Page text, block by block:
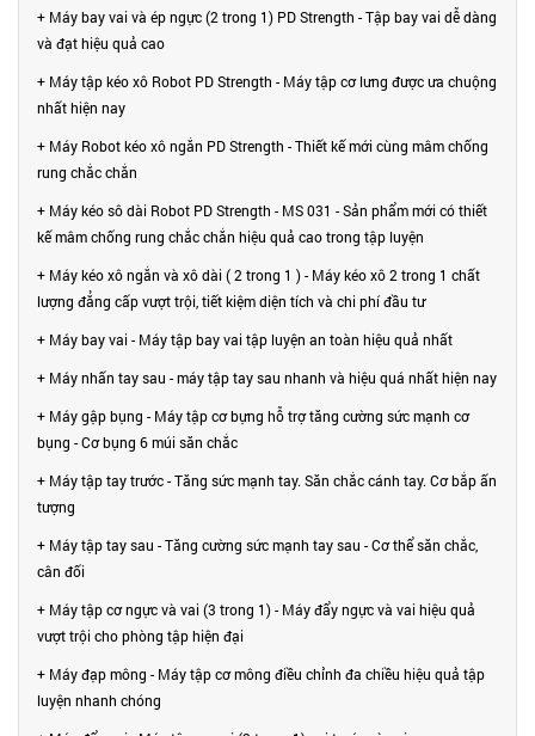
+ Máy bay vai và ép ngực (2 trong 1) PD Strength - Tập bay vai dễ dàng
và đạt hiệu quả cao
+ Máy tập kéo xô Robot PD Strength - Máy tập cơ lưng được ưa chuộng
nhất hiện nay
+ Máy Robot kéo xô ngắn PD Strength - Thiết kế mới cùng mâm chống
rung chắc chắn
+ Máy kéo sô dài Robot PD Strength - MS 031 - Sản phẩm mới có thiết
kế mâm chống rung chắc chắn hiệu quả cao trong tập luyện
+ Máy kéo xô ngắn và xô dài ( 2 trong 1 ) - Máy kéo xô 2 trong 1 chất
lượng đẳng cấp vượt trội, tiết kiệm diện tích và chi phí đầu tư
+ Máy bay vai - Máy tập bay vai tập luyện an toàn hiệu quả nhất
+ Máy nhấn tay sau - máy tập tay sau nhanh và hiệu quá nhất hiện nay
+ Máy gập bụng - Máy tập cơ bựng hỗ trợ tăng cường sức mạnh cơ
bụng - Cơ bụng 6 múi săn chắc
+ Máy tập tay trước - Tăng sức mạnh tay. Săn chắc cánh tay. Cơ bắp ấn
tượng
+ Máy tập tay sau - Tăng cường sức mạnh tay sau - Cơ thể săn chắc,
cân đối
+ Máy tập cơ ngực và vai (3 trong 1) - Máy đẩy ngực và vai hiệu quả
vượt trội cho phòng tập hiện đại
+ Máy đạp mông - Máy tập cơ mông điều chỉnh đa chiều hiệu quả tập
luyện nhanh chóng